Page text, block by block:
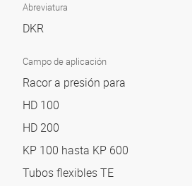
Abreviatura
DKR
Campo de aplicación
Racor a presión para
HD 100
HD 200
KP 100 hasta KP 600
Tubos flexibles TE